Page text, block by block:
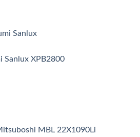
Sanlux XPB2800
MBL 22X1090Li